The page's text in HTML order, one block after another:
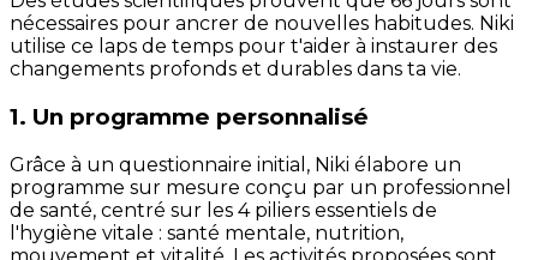
nécessaires pour ancrer de nouvelles habitudes. Niki
utilise ce laps de temps pour t'aider à instaurer des
changements profonds et durables dans ta vie.
1. Un programme personnalisé
Grâce à un questionnaire initial, Niki élabore un
programme sur mesure conçu par un professionnel
de santé, centré sur les 4 piliers essentiels de
l'hygiène vitale : santé mentale, nutrition,
mouvement et vitalité. Les activités proposées sont